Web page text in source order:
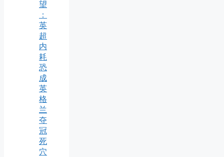
望
：
英
超
内
耗
恐
成
英
格
兰
夺
冠
死
穴